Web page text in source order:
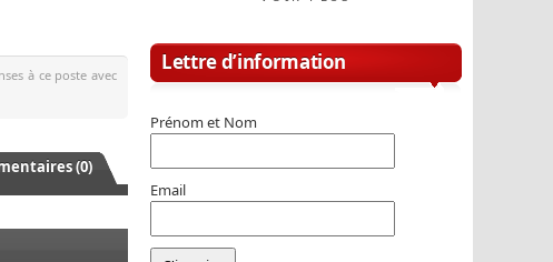
à ce poste avec
(0)
Lettre d’information
Prénom et Nom
Email